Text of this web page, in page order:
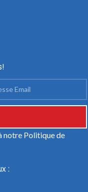
notre Politique de
: